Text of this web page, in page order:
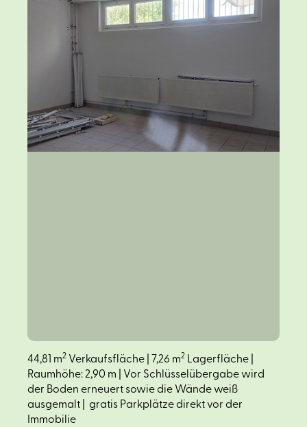
44,81 m2 Verkaufsfläche | 7,26 m2 Lagerfläche |
Raumhöhe: 2,90 m | Vor Schlüsselübergabe wird
der Boden erneuert sowie die Wände weiß
ausgemalt | gratis Parkplätze direkt vor der
Immobilie